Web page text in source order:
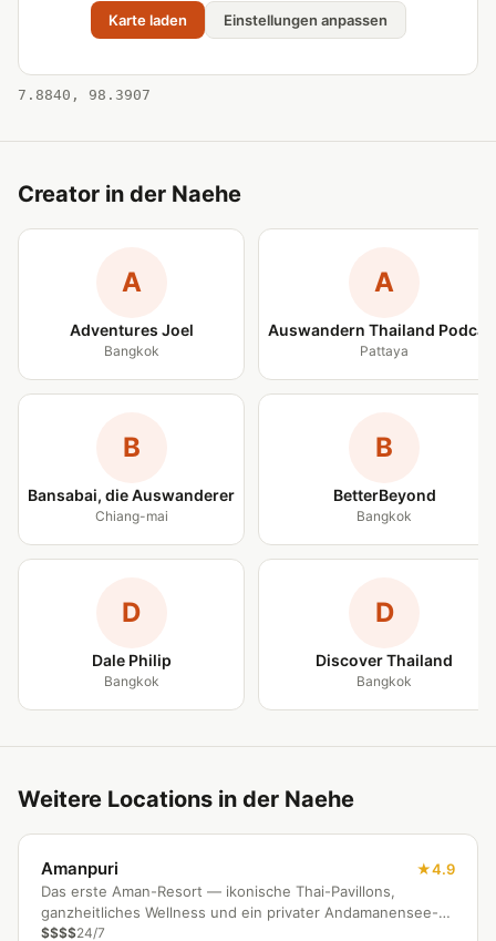
Karte laden Einstellungen anpassen
7.8840, 98.3907
Creator in der Naehe
A
Adventures Joel
Bangkok
A
Auswandern Thailand
Pattaya
B
Bansabai, die Auswanderer
Chiang-mai
B
BetterBeyond
Bangkok
D
Dale Philip
Bangkok
D
Discover Thailand
Bangkok
Weitere Locations in der Naehe
Amanpuri
4.9
Das erste Aman-Resort — ikonische Thai-Pavillons,
ganzheitliches Wellness und ein privater Andamanensee-
Strand.
$$$$24/7